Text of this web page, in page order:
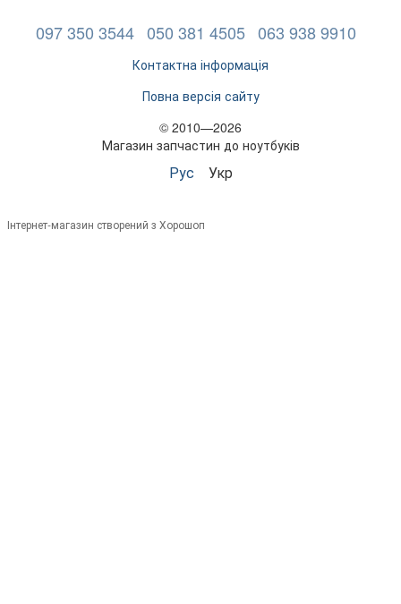
097 350 3544 050 381 4505 063 938 9910
Контактна інформація
Повна версія сайту
© 2010—2026
Магазин запчастин до ноутбуків
Рус Укр
Інтернет-магазин створений з Хорошоп